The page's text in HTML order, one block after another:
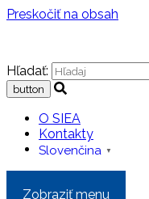
Preskočiť na obsah
Hľadať:
O SIEA
Kontakty
Slovenčina ▼
Zobraziť menu